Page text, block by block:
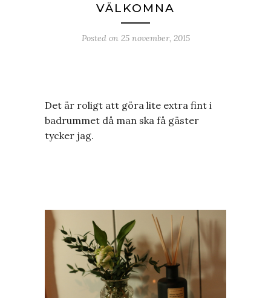
VÄLKOMNA
Posted on 25 november, 2015
Det är roligt att göra lite extra fint i
badrummet då man ska få gäster
tycker jag.